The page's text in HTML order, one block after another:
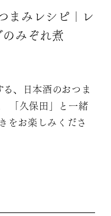
まみレシピ｜レ
みぞれ煮
、日本酒のおつま
「久保田」と一緒
をお楽しみくださ